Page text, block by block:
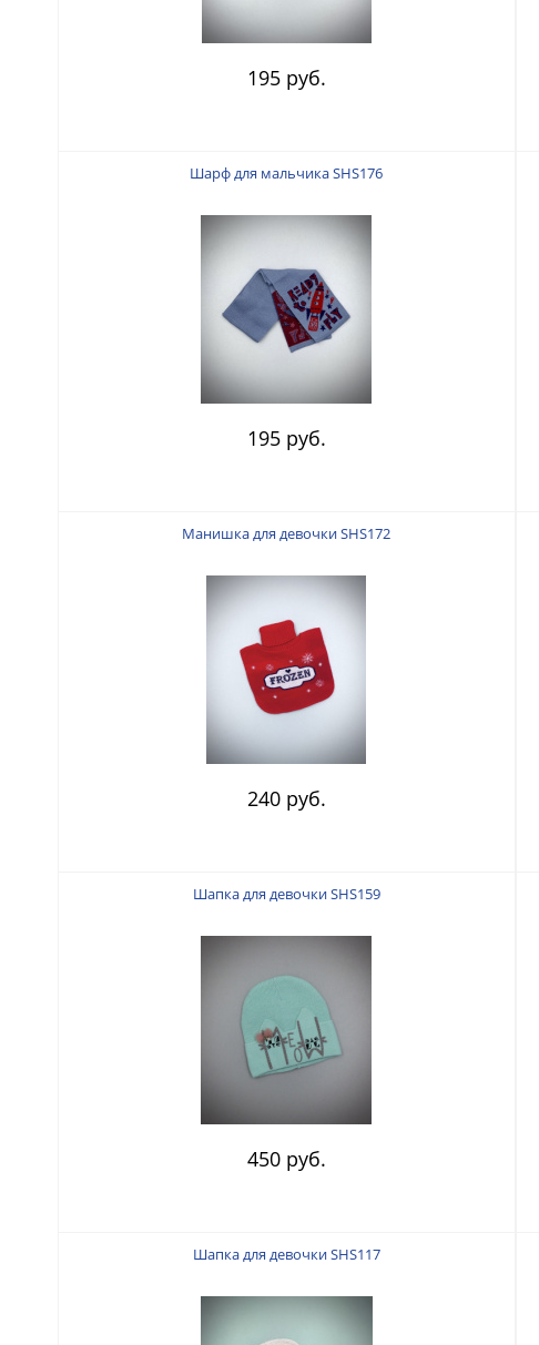
195 руб.
Шарф для мальчика SHS176
195 руб.
Манишка для девочки SHS172
240 руб.
Шапка для девочки SHS159
450 руб.
Шапка для девочки SHS117